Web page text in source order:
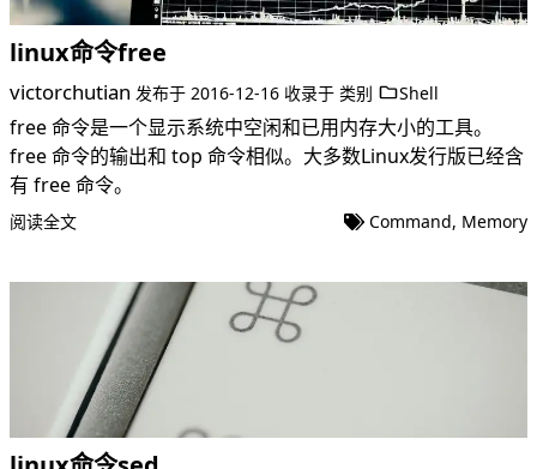
linux命令free
victorchutian 发布于 2016-12-16 收录于 类别 Shell
free 命令是一个显示系统中空闲和已用内存大小的工具。
free 命令的输出和 top 命令相似。大多数Linux发行版已经含
有 free 命令。
阅读全文 Command, Memory